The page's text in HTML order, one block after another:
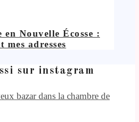
en Nouvelle Écosse :
mes adresses
sur instagram
bazar dans la chambre de